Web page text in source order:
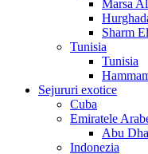
Marsa
Sharm
Tunisia
Tunisia
Sejururi exotice
Cuba
Emiratele
Abu
Indonezia